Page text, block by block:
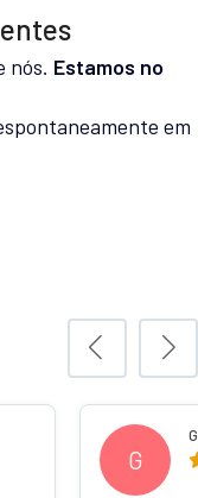
nós. Estamos no
em
MURILO